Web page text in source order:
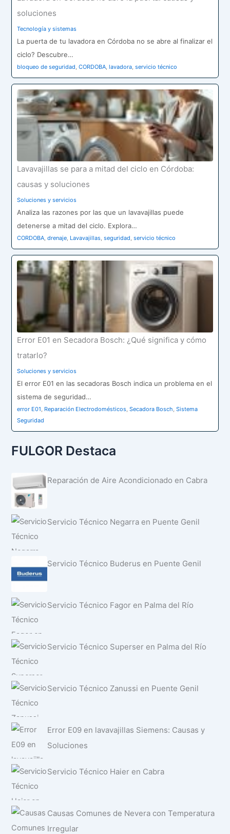
soluciones
Tecnología y sistemas
La puerta de tu lavadora en Córdoba no se abre al finalizar el
ciclo? Descubre…
bloqueo de seguridad,CORDOBA,lavadora,servicio técnico
Lavavajillas se para a mitad del ciclo en Córdoba:
causas y soluciones
Soluciones y servicios
Analiza las razones por las que un lavavajillas puede
detenerse a mitad del ciclo. Explora…
CORDOBA,drenaje, Lavavajillas,seguridad,servicio técnico
Error E01 en Secadora Bosch: ¿Qué significa y cómo
tratarlo?
Soluciones y servicios
El error E01 en las secadoras Bosch indica un problema en el
sistema de seguridad…
error E01, Reparación Electrodomésticos,Secadora Bosch,Sistema
Seguridad
FULGOR Destaca
Reparación de Aire Acondicionado en Cabra
Servicio Técnico Negarra en Puente Genil
Servicio Técnico Buderus en Puente Genil
Servicio Técnico Fagor en Palma del Río
Servicio Técnico Superser en Palma del Río
Servicio Técnico Zanussi en Puente Genil
Error E09 en lavavajillas Siemens: Causas y
Soluciones
Servicio Técnico Haier en Cabra
Causas Comunes de Nevera con Temperatura
Irregular